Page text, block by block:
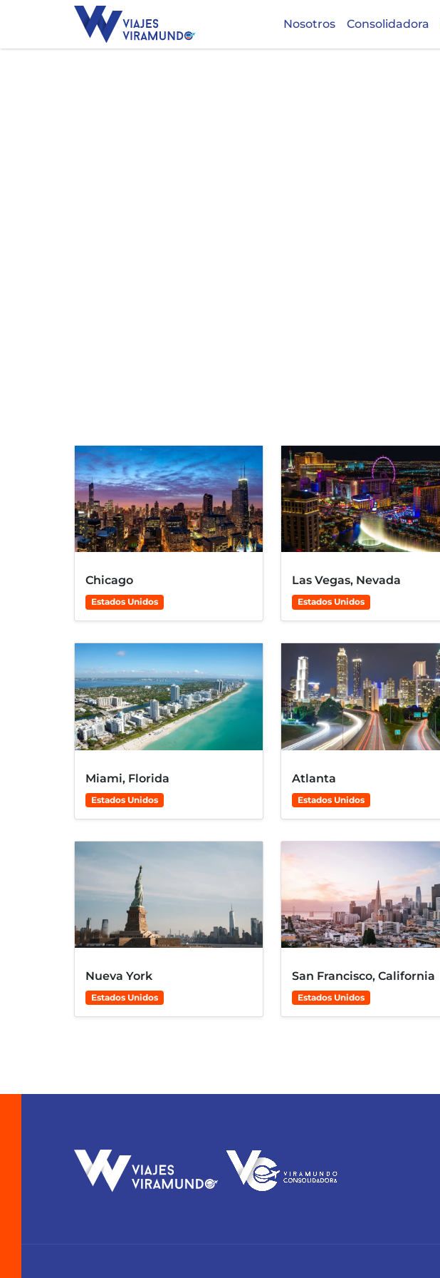
Nosotros Consolidadora
Chicago
Estados Unidos
Las Vegas, Nevada
Estados Unidos
Miami, Florida
Estados Unidos
Atlanta
Estados Unidos
Nueva York
Estados Unidos
San Francisco, California
Estados Unidos